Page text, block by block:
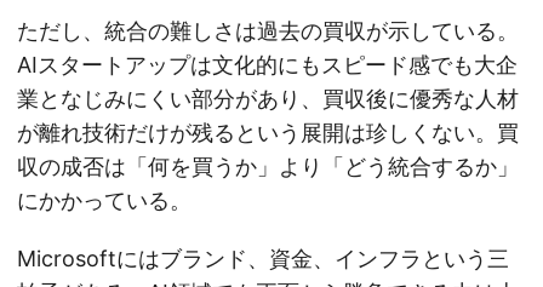
ただし、統合の難しさは過去の買収が示している。
AIスタートアップは文化的にもスピード感でも大企
業となじみにくい部分があり、買収後に優秀な人材
が離れ技術だけが残るという展開は珍しくない。買
収の成否は「何を買うか」より「どう統合するか」
にかかっている。
Microsoftにはブランド、資金、インフラという三